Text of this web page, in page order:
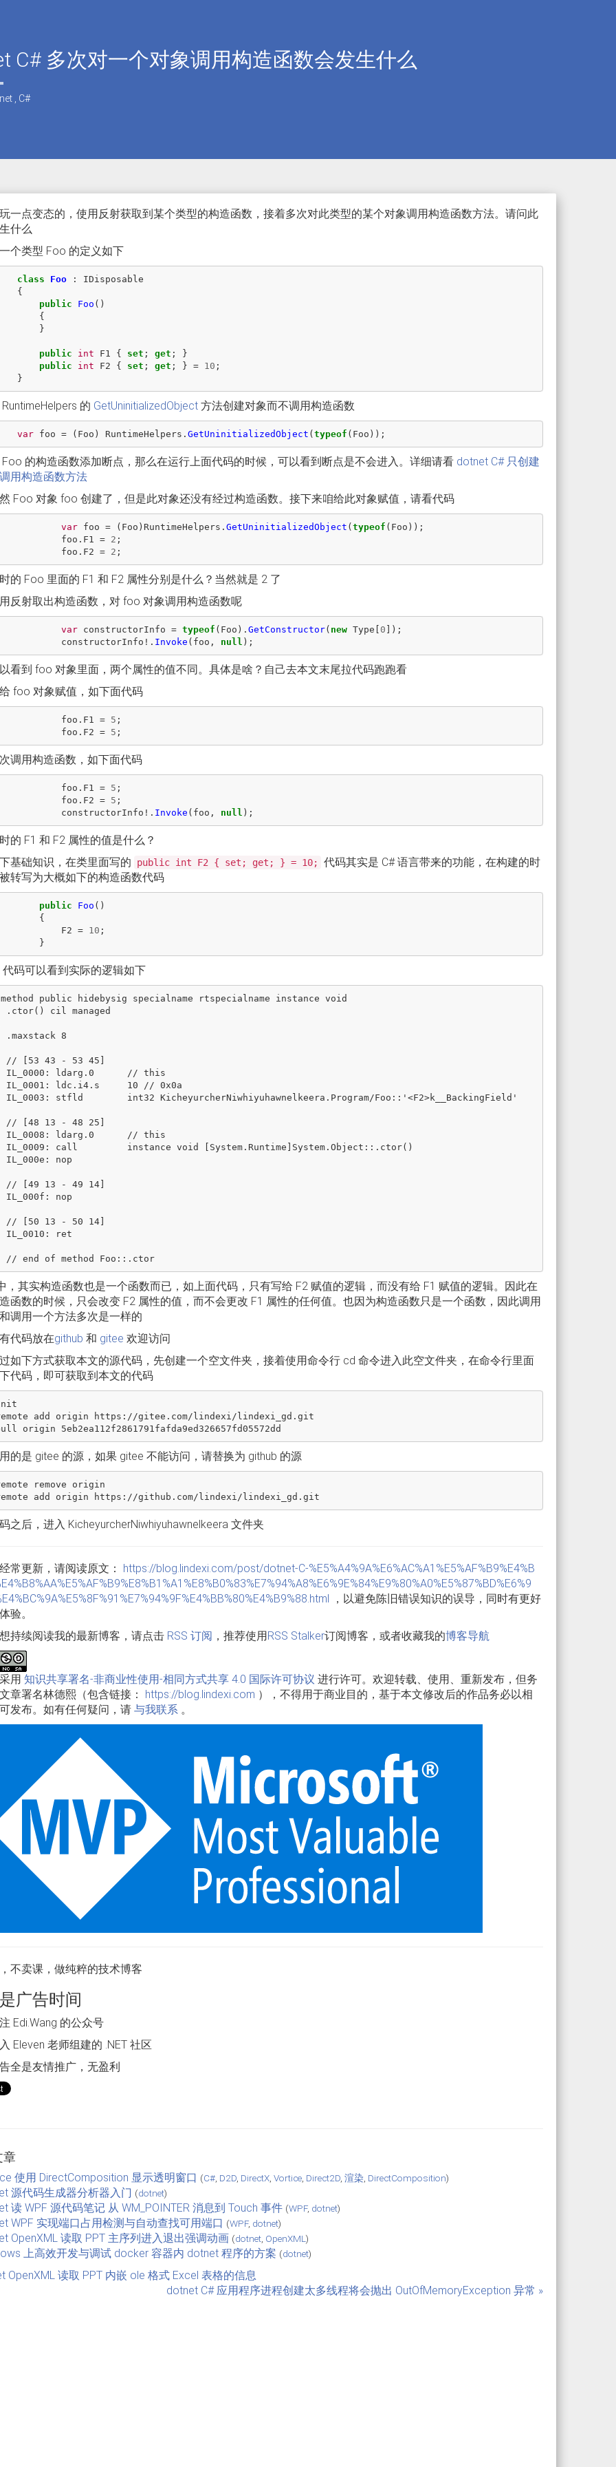
C# 多次对一个对象调用构造函数会发生什么
, C#
一点变态的，使用反射获取到某个类型的构造函数，接着多次对此类型的某个对象调用构造函数方法。请问此
什么
个类型 Foo 的定义如下
class Foo :
IDisposable
{
public
Foo ()
{
}
public int F1 { set ; get ;
}
public
int F2 { set ; get ; } = 10 ;
}
的 GetUninitializedObject方法创建对象而不调用构造函数
var foo = ( Foo ) RuntimeHelpers . GetUninitializedObject (typeof ( Foo ));
的构造函数添加断点，那么在运行上面代码的时候，可以看到断点是不会进入。详细请看 dotnet C# 只创建
用构造函数方法
Foo 对象 foo 创建了，但是此对象还没有经过构造函数。接下来咱给此对象赋值，请看代码
var foo = ( Foo ) RuntimeHelpers . GetUninitializedObject (typeof ( Foo ));
foo . F1 = 2 ;
foo . F2 = 2 ;
的 Foo 里面的 F1 和 F2 属性分别是什么？当然就是 2 了
反射取出构造函数，对 foo 对象调用构造函数呢
var constructorInfo = typeof ( Foo ). GetConstructor( new Type [ 0 ]);
constructorInfo !. Invoke ( foo , null );
看到 foo 对象里面，两个属性的值不同。具体是啥？自己去本文末尾拉代码跑跑看
foo 对象赋值，如下面代码
foo . F1 = 5 ;
foo . F2 = 5 ;
调用构造函数，如下面代码
foo . F1 = 5 ;
foo . F2 = 5 ;
constructorInfo !. Invoke ( foo , null );
的 F1 和 F2 属性的值是什么？
基础知识，在类里面写的
public int F2 { set; get; } = 10;
代码其实是 C# 语言带来的功能，在构建的时
转写为大概如下的构造函数代码
public Foo ()
{
F2 = 10 ;
}
代码可以看到实际的逻辑如下
，其实构造函数也是一个函数而已，如上面代码，只有写给 F2 赋值的逻辑，而没有给 F1 赋值的逻辑。因此在
函数的时候，只会改变 F2 属性的值，而不会更改 F1 属性的任何值。也因为构造函数只是一个函数，因此调用
调用一个方法多次是一样的
代码放在github 和 gitee 欢迎访问
如下方式获取本文的源代码，先创建一个空文件夹，接着使用命令行 cd 命令进入此空文件夹，在命令行里面
代码，即可获取到本文的代码
add origin https://gitee.com/lindexi/lindexi_gd.git
的是 gitee 的源，如果 gitee 不能访问，请替换为 github 的源
remove origin
之后，进入 KicheyurcherNiwhiyuhawnelkeera 文件夹
常更新，请阅读原文： https://blog.lindexi.com/post/dotnet-C-%E5%A4%9A%E6%AC%A1%E5%AF%B9%E4%B
，以避免陈旧错误知识的误导，同时有更好
验。
持续阅读我的最新博客，请点击 RSS 订阅 ，推荐使用RSS Stalker订阅博客，或者收藏我的博客导航
用 知识共享署名-非商业性使用-相同方式共享 4.0 国际许可协议 进行许可。欢迎转载、使用、重新发布，但务
章署名林德熙（包含链接： https://blog.lindexi.com ），不得用于商业目的，基于本文修改后的作品务必以相
发布。如有任何疑问，请 与我联系。
不卖课，做纯粹的技术博客
广告时间
Edi.Wang 的公众号
Eleven 老师组建的 .NET 社区
全是友情推广，无盈利
章
使用 DirectComposition 显示透明窗口 (C#, D2D, DirectX, Vortice, Direct2D, 渲染 DirectComposition)
源代码生成器分析器入门 (dotnet)
读 WPF 源代码笔记 从 WM_POINTER 消息到 Touch 事件 (WPF, dotnet)
WPF 实现端口占用检测与自动查找可用端口 (WPF, dotnet)
OpenXML 读取 PPT 主序列进入退出强调动画 (dotnet, OpenXML )
上高效开发与调试 docker 容器内 dotnet 程序的方案 (dotnet)
OpenXML 读取 PPT 内嵌 ole 格式 Excel 表格的信息
dotnet C# 应用程序进程创建太多线程将会抛出 OutOfMemoryException 异常 »